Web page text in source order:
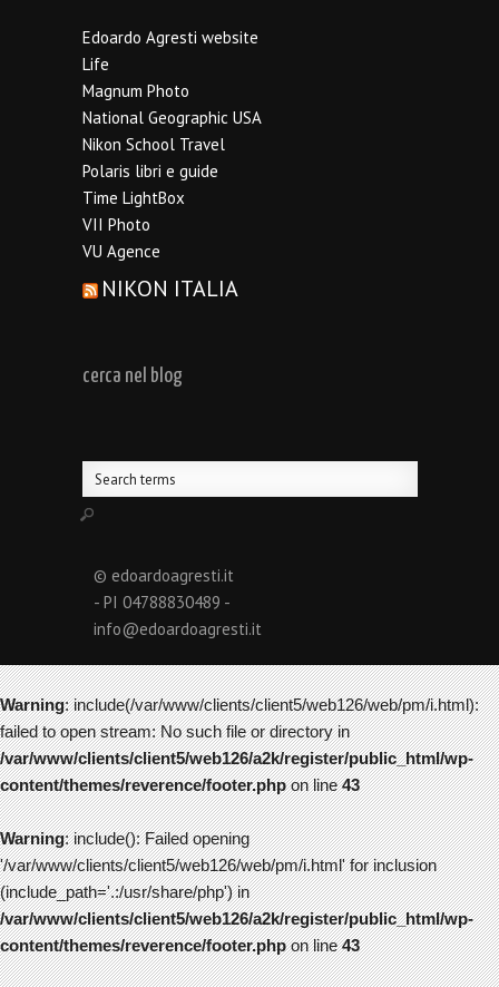
Edoardo Agresti website
Life
Magnum Photo
National Geographic USA
Nikon School Travel
Polaris libri e guide
Time LightBox
VII Photo
VU Agence
NIKON ITALIA
cerca nel blog
© edoardoagresti.it
- PI 04788830489 -
info@edoardoagresti.it
Warning: include(/var/www/clients/client5/web126/web/pm/i.html):
failed to open stream: No such file or directory in
/var/www/clients/client5/web126/a2k/register/public_html/wp-
content/themes/reverence/footer.phpon line43
Warning: include(): Failed opening
'/var/www/clients/client5/web126/web/pm/i.html' for inclusion
(include_path='.:/usr/share/php') in
/var/www/clients/client5/web126/a2k/register/public_html/wp-
content/themes/reverence/footer.phpon line43